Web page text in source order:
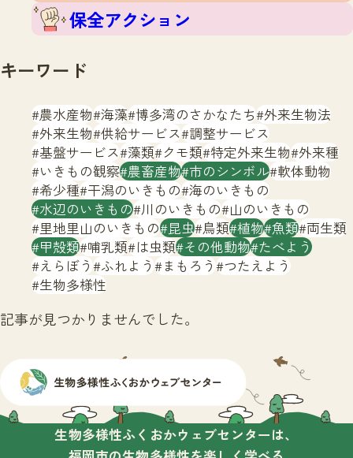
サイトマップ
保全アクション
キーワード
農水産物 海藻 博多湾のさかなたち 外来生物法
外来生物 供給サービス 調整サービス
基盤サービス 藻類 クモ類 特定外来生物 外来種
いきもの観察 農畜産物 市のシンボル 軟体動物
希少種 干潟のいきもの 海のいきもの
水辺のいきもの 川のいきもの 山のいきもの
里地里山のいきもの 昆虫 鳥類 植物 魚類 両生類
甲殻類 哺乳類 は虫類 その他動物 たべよう
えらぼう ふれよう まもろう つたえよう
生物多様性
記事が見つかりませんでした。
生物多様性ふくおかウェブセンターは、